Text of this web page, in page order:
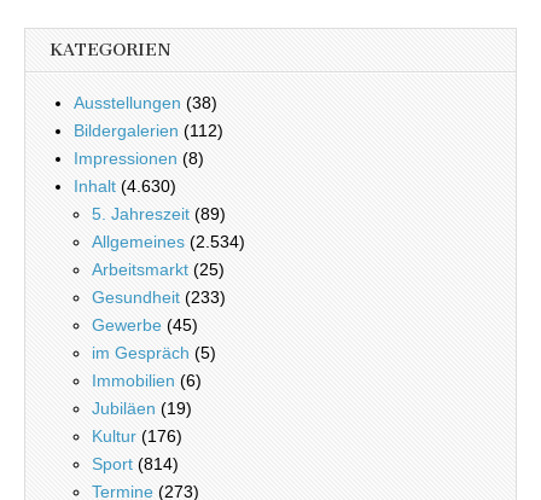
KATEGORIEN
Ausstellungen (38)
Bildergalerien (112)
Impressionen (8)
Inhalt (4.630)
5. Jahreszeit (89)
Allgemeines (2.534)
Arbeitsmarkt (25)
Gesundheit (233)
Gewerbe (45)
im Gespräch (5)
Immobilien (6)
Jubiläen (19)
Kultur (176)
Sport (814)
Termine (273)